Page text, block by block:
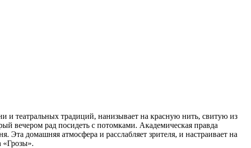
и театральных традиций, нанизывает на красную нить, свитую из
вечером рад посидеть с потомками. Академическая правда
домашняя атмосфера и расслабляет зрителя, и настраивает на
«Грозы».